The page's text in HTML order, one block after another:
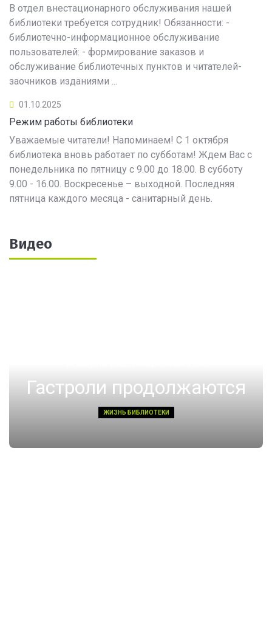
В отдел внестационарного обслуживания нашей
библиотеки требуется сотрудник! Обязанности: -
библиотечно-информационное обслуживание
пользователей: - формирование заказов и
обслуживание библиотечных пунктов и читателей-
заочников изданиями ...
01.10.2025
Режим работы библиотеки
Уважаемые читатели! Напоминаем! С 1 октября
библиотека вновь работает по субботам! Ждем Вас с
понедельника по пятницу с 9.00 до 18.00. В субботу
9.00 - 16.00. Воскресенье – выходной. Последняя
пятница каждого месяца - санитарный день.
Видео
Гастроли продолжаются
ЖИЗНЬ БИБЛИОТЕКИ